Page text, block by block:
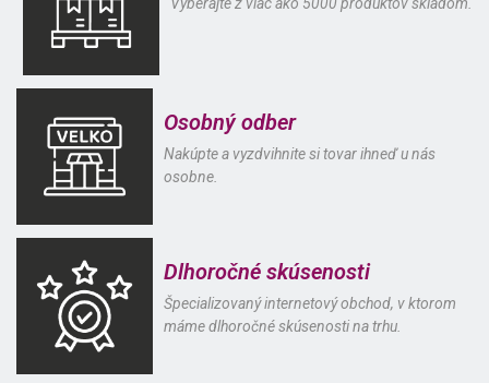
Vyberajte z viac ako 5000 produktov skladom.
Osobný odber
Nakúpte a vyzdvihnite si tovar ihneď u nás
osobne.
Dlhoročné skúsenosti
Špecializovaný internetový obchod, v ktorom
máme dlhoročné skúsenosti na trhu.